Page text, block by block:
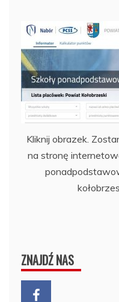
Kliknij obrazek.
na stronę
ZNAJDŹ NAS